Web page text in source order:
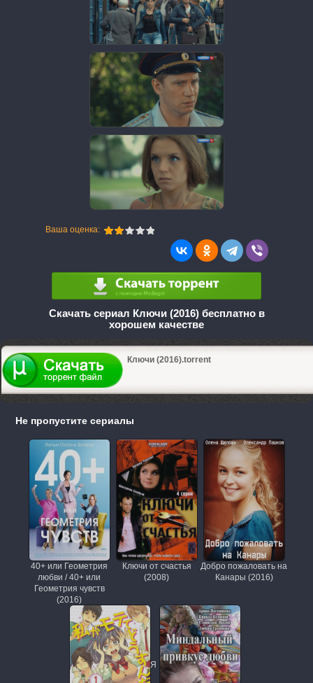
Ваша оценка:
Скачать сериал Ключи (2016) бесплатно в
хорошем качестве
Ключи (2016).torrent
Не пропустите сериалы
40+ или Геометрия
любви / 40+ или
Геометрия чувств
(2016)
Ключи от счастья
(2008)
Добро пожаловать на
Канары (2016)
Я